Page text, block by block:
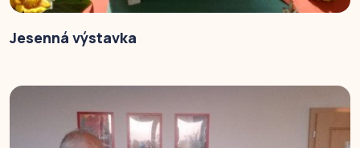
Jesenná výstavka